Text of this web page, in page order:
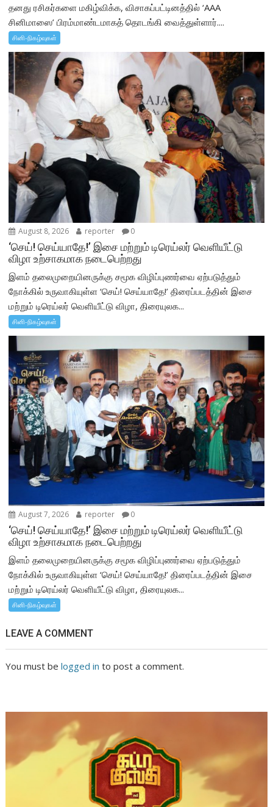
தனது ரசிகர்களை மகிழ்விக்க, விசாகப்பட்டினத்தில் ‘AAA
சினிமாஸை’ பிரம்மாண்டமாகத் தொடங்கி வைத்துள்ளார்....
சினி-நிகழ்வுகள்
August 8, 2026 reporter 0
‘செய்! செய்யாதே!’ இசை மற்றும் டிரெய்லர் வெளியீட்டு
விழா உற்சாகமாக நடைபெற்றது
இளம் தலைமுறையினருக்கு சமூக விழிப்புணர்வை ஏற்படுத்தும்
நோக்கில் உருவாகியுள்ள ‘செய்! செய்யாதே!’ திரைப்படத்தின் இசை
மற்றும் டிரெய்லர் வெளியீட்டு விழா, திரையுலக...
சினி-நிகழ்வுகள்
August 7, 2026 reporter 0
‘செய்! செய்யாதே!’ இசை மற்றும் டிரெய்லர் வெளியீட்டு
விழா உற்சாகமாக நடைபெற்றது
இளம் தலைமுறையினருக்கு சமூக விழிப்புணர்வை ஏற்படுத்தும்
நோக்கில் உருவாகியுள்ள ‘செய்! செய்யாதே!’ திரைப்படத்தின் இசை
மற்றும் டிரெய்லர் வெளியீட்டு விழா, திரையுலக...
சினி-நிகழ்வுகள்
LEAVE A COMMENT
You must belogged in to post a comment.